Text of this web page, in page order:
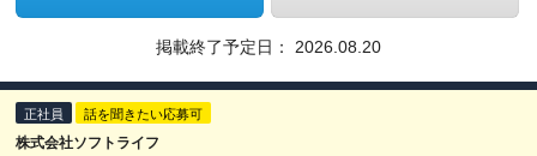
掲載終了予定日： 2026.08.20
正社員 話を聞きたい応募可
株式会社ソフトライフ